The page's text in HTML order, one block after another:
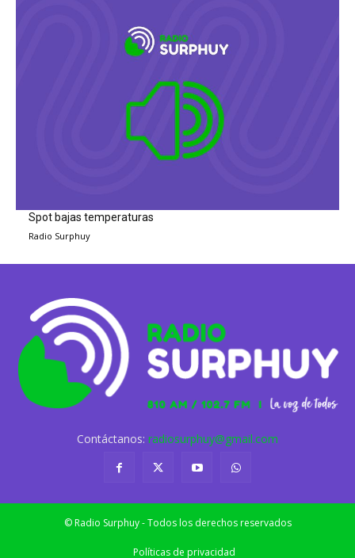
Spot bajas temperaturas
Radio Surphuy
Contáctanos: radiosurphuy@gmail.com
© Radio Surphuy - Todos los derechos reservados
Políticas de privacidad